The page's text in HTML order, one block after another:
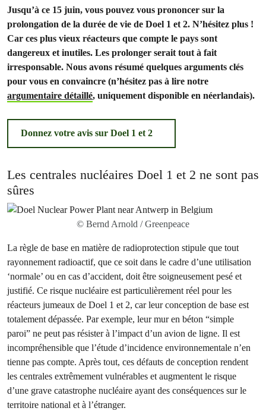
Jusqu’à ce 15 juin, vous pouvez vous prononcer sur la
prolongation de la durée de vie de Doel 1 et 2. N’hésitez plus !
Car ces plus vieux réacteurs que compte le pays sont
dangereux et inutiles. Les prolonger serait tout à fait
irresponsable. Nous avons résumé quelques arguments clés
pour vous en convaincre (n’hésitez pas à lire notre
argumentaire détaillé, uniquement disponible en néerlandais).
Donnez votre avis sur Doel 1 et 2
Les centrales nucléaires Doel 1 et 2 ne sont pas
sûres
© Bernd Arnold / Greenpeace
La règle de base en matière de radioprotection stipule que tout
rayonnement radioactif, que ce soit dans le cadre d’une utilisation
‘normale’ ou en cas d’accident, doit être soigneusement pesé et
justifié. Ce risque nucléaire est particulièrement réel pour les
réacteurs jumeaux de Doel 1 et 2, car leur conception de base est
totalement dépassée. Par exemple, leur mur en béton “simple
paroi” ne peut pas résister à l’impact d’un avion de ligne. Il est
incompréhensible que l’étude d’incidence environnementale n’en
tienne pas compte. Après tout, ces défauts de conception rendent
les centrales extrêmement vulnérables et augmentent le risque
d’une grave catastrophe nucléaire ayant des conséquences sur le
territoire national et à l’étranger.